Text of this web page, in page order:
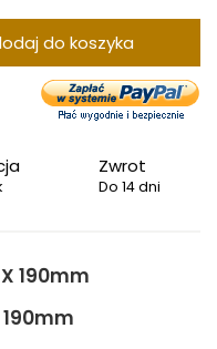
do koszyka
Zwrot
Do 14 dni
190mm
190mm